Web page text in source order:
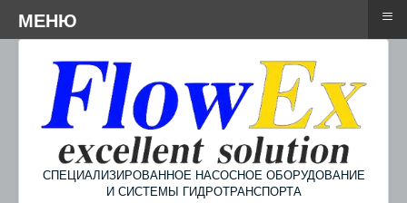
СПЕЦИАЛИЗИРОВАННОЕ НАСОСНОЕ ОБОРУДОВАНИЕ
И СИСТЕМЫ ГИДРОТРАНСПОРТА
Menu ≡
МЕНЮ ≡